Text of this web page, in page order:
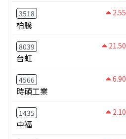
3518 2.55
柏騰
8039 21.50
台虹
4566 6.90
時碩工業
1435 2.10
中福